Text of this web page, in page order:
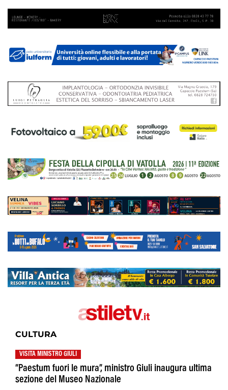
CULTURA
VISITA MINISTRO GIULI
“Paestum fuori le mura”, ministro Giuli inaugura ultima
sezione del Museo Nazionale